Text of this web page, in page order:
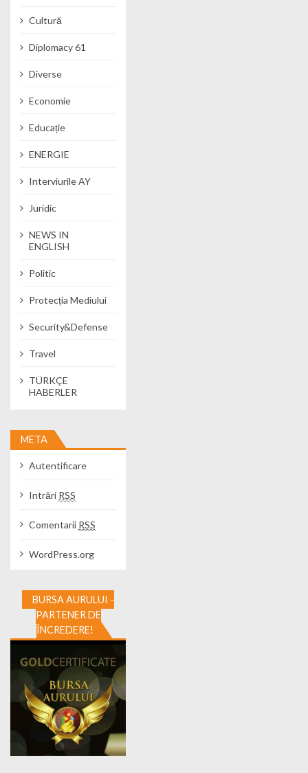
Cultură
Diplomacy 61
Diverse
Economie
Educație
ENERGIE
Interviurile AY
Juridic
NEWS IN
ENGLISH
Politic
Protecția Mediului
Security&Defense
Travel
TÜRKÇE
HABERLER
META
Autentificare
Intrări RSS
Comentarii RSS
WordPress.org
BURSA AURULUI -
PARTENER DE
ÎNCREDERE!